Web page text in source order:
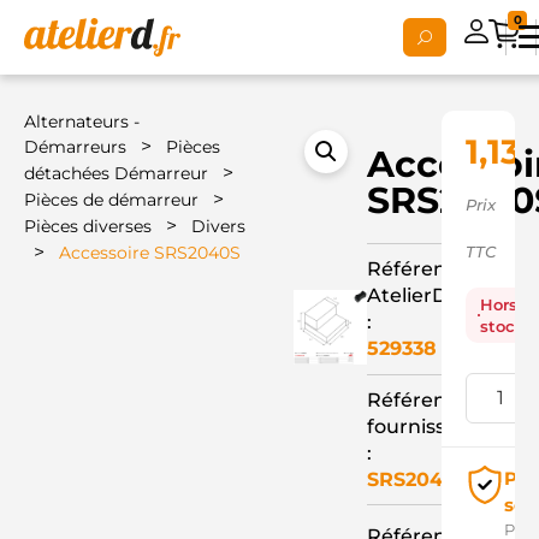
0
Alternateurs -
Démarreurs
>
Pièces
détachées Démarreur
>
Pièces de démarreur >
Pièces diverses > Divers
> Accessoire SRS2040S
Référence
AtelierD
:
529338
Référence
fournisseur
:
SRS2040S
1,13
Prix
TTC
Hors
stock